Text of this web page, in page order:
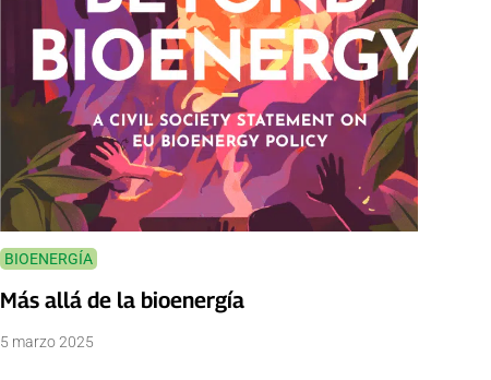
BIOENERGÍA
Más allá de la bioenergía
5 marzo 2025